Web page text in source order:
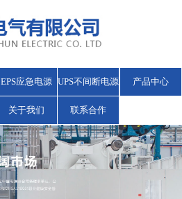
EPS应急电源 UPS不间断电源 产品中心
关于我们 联系合作